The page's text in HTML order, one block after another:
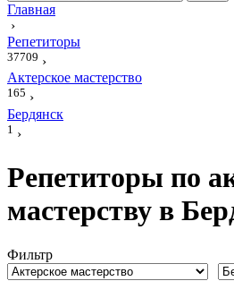
Главная
›
Репетиторы
37709 ›
Актерское мастерство
165 ›
Бердянск
1 ›
Репетиторы по
мастерству в
Фильтр